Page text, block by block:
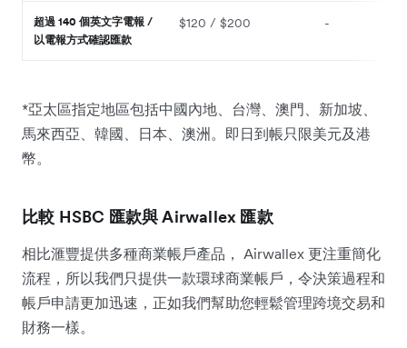
超過 140 個英文字電報 /
以電報方式確認匯款
$120 / $200 -
*亞太區指定地區包括中國內地、台灣、澳門、新加坡、
馬來西亞、韓國、日本、澳洲。即日到帳只限美元及港
幣。
比較 HSBC 匯款與 Airwallex 匯款
相比滙豐提供多種商業帳戶產品， Airwallex 更注重簡化
流程，所以我們只提供一款環球商業帳戶，令決策過程和
帳戶申請更加迅速，正如我們幫助您輕鬆管理跨境交易和
財務一樣。